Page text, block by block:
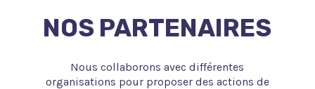
NOS PARTENAIRES
Nous collaborons avec différentes
organisations pour proposer des actions de